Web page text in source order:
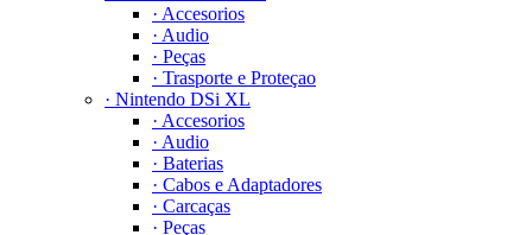
· Accesorios
· Audio
· Peças
· Trasporte e Proteçao
· Nintendo DSi XL
· Accesorios
· Audio
· Baterias
· Cabos e Adaptadores
· Carcaças
· Peças